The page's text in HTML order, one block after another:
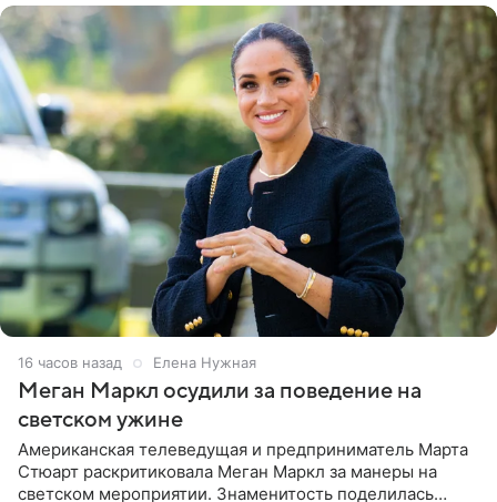
16 часов назад Елена Нужная
Меган Маркл осудили за поведение на
светском ужине
Американская телеведущая и предприниматель Марта
Стюарт раскритиковала Меган Маркл за манеры на
светском мероприятии. Знаменитость поделилась